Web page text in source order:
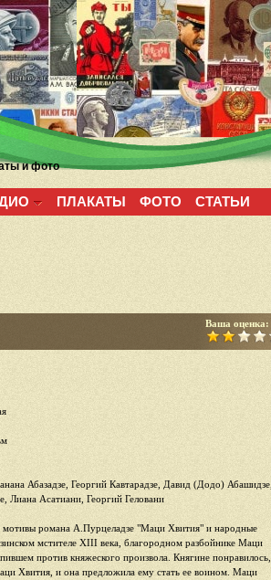
и фото
ПЛАКАТЫ ФОТО СТАТЬИ
Ваша оценка:
Абазадзе, Георгий Кавтарадзе, Давид (Додо) Абашидзе,
Лиана Асатиани, Георгий Геловани
мотивы романа А.Пурцеладзе "Маци Хвития" и народные
мстителе XIII века, благородном разбойнике Маци
против княжеского произвола. Княгине понравилось,
Хвития, и она предложила ему стать ее воином. Маци